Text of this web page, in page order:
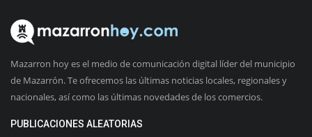
Mazarron hoy es el medio de comunicación digital líder del municipio
de Mazarrón. Te ofrecemos las últimas noticias locales, regionales y
nacionales, así como las últimas novedades de los comercios.
PUBLICACIONES ALEATORIAS